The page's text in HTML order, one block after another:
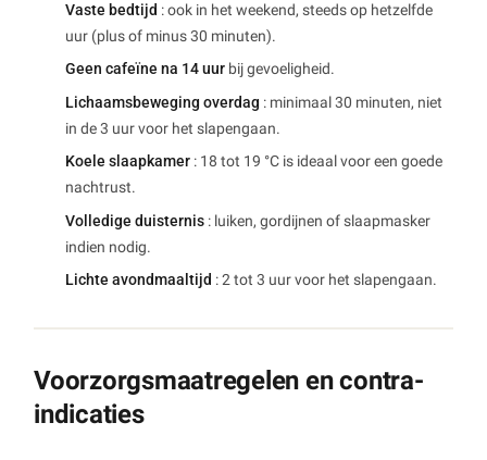
Vaste bedtijd : ook in het weekend, steeds op hetzelfde
uur (plus of minus 30 minuten).
Geen cafeïne na 14 uur bij gevoeligheid.
Lichaamsbeweging overdag : minimaal 30 minuten, niet
in de 3 uur voor het slapengaan.
Koele slaapkamer : 18 tot 19 °C is ideaal voor een goede
nachtrust.
Volledige duisternis : luiken, gordijnen of slaapmasker
indien nodig.
Lichte avondmaaltijd : 2 tot 3 uur voor het slapengaan.
Voorzorgsmaatregelen en contra-
indicaties